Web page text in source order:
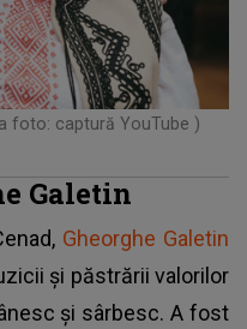
foto: captură YouTube )
Galetin
Gheorghe Galetin
și păstrării valorilor
și sârbesc. A fost